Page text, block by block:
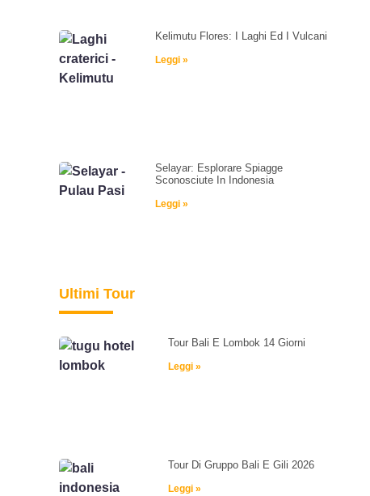
Kelimutu Flores: I Laghi Ed I Vulcani
Leggi »
Selayar: Esplorare Spiagge
Sconosciute In Indonesia
Leggi »
Ultimi Tour
Tour Bali E Lombok 14 Giorni
Leggi »
Tour Di Gruppo Bali E Gili 2026
Leggi »